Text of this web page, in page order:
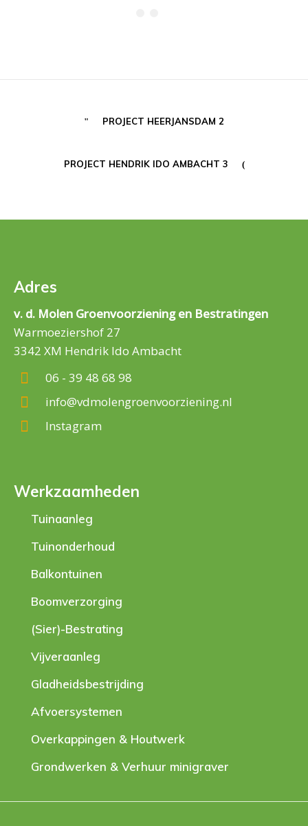
PROJECT HEERJANSDAM 2
PROJECT HENDRIK IDO AMBACHT 3
Adres
v. d. Molen Groenvoorziening en Bestratingen
Warmoeziershof 27
3342 XM Hendrik Ido Ambacht
06 - 39 48 68 98
info@vdmolengroenvoorziening.nl
Instagram
Werkzaamheden
Tuinaanleg
Tuinonderhoud
Balkontuinen
Boomverzorging
(Sier)-Bestrating
Vijveraanleg
Gladheidsbestrijding
Afvoersystemen
Overkappingen & Houtwerk
Grondwerken & Verhuur minigraver